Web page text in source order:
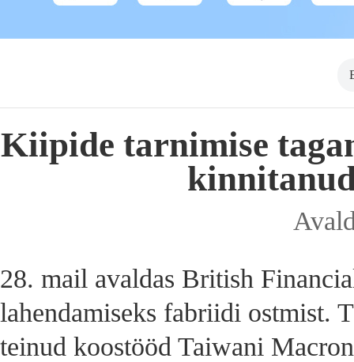
Kiipide tarnimise
28. mail avaldas British
lahendamiseks fabriidi ostmist.
teinud koostööd Taiwani